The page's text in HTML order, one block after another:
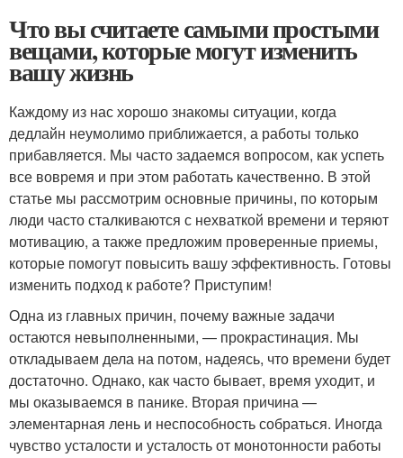
Что вы считаете самыми простыми
вещами, которые могут изменить
вашу жизнь
Каждому из нас хорошо знакомы ситуации, когда
дедлайн неумолимо приближается, а работы только
прибавляется. Мы часто задаемся вопросом, как успеть
все вовремя и при этом работать качественно. В этой
статье мы рассмотрим основные причины, по которым
люди часто сталкиваются с нехваткой времени и теряют
мотивацию, а также предложим проверенные приемы,
которые помогут повысить вашу эффективность. Готовы
изменить подход к работе? Приступим!
Одна из главных причин, почему важные задачи
остаются невыполненными, — прокрастинация. Мы
откладываем дела на потом, надеясь, что времени будет
достаточно. Однако, как часто бывает, время уходит, и
мы оказываемся в панике. Вторая причина —
элементарная лень и неспособность собраться. Иногда
чувство усталости и усталость от монотонности работы